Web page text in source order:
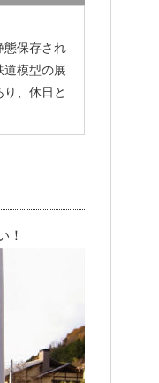
態保存され
道模型の展
、休日と
！